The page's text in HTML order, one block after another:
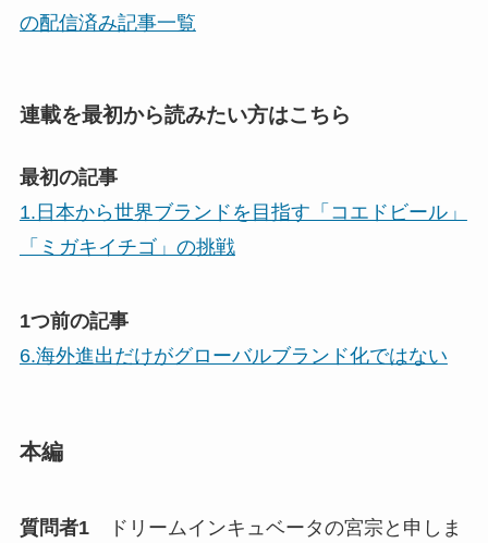
の配信済み記事一覧
連載を最初から読みたい方はこちら
最初の記事
1.日本から世界ブランドを目指す「コエドビール」
「ミガキイチゴ」の挑戦
1つ前の記事
6.海外進出だけがグローバルブランド化ではない
本編
質問者1ドリームインキュベータの宮宗と申しま